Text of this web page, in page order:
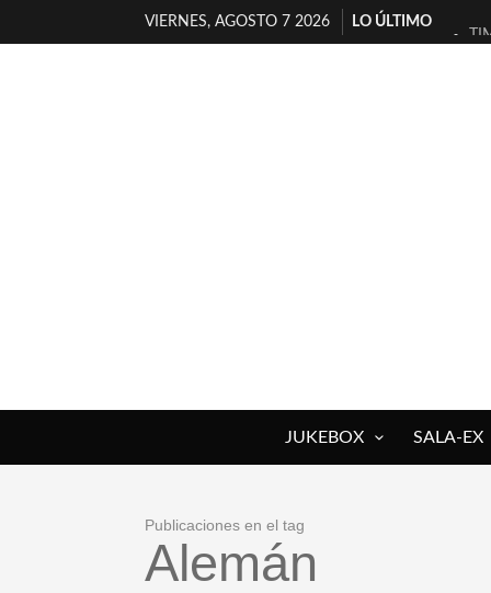
VIERNES, AGOSTO 7 2026
LO ÚLTIMO
JUKEBOX SALA-EX
Publicaciones en el tag
Alemán